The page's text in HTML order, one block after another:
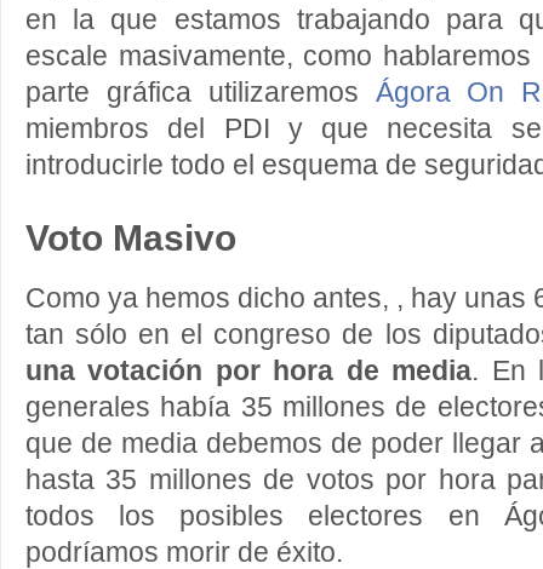
en la que estamos trabajando para
escale masivamente, como
parte gráfica utilizaremos Ágora On
miembros del PDI y que necesita
introducirle todo el esquema de
Voto Masivo
Como ya hemos dicho antes, , hay unas
tan sólo en el congreso de los
una votación por hora de media. En
generales había 35 millones de
que de media debemos de poder llegar
hasta 35 millones de votos por hora
todos los posibles electores en
podríamos morir de éxito.